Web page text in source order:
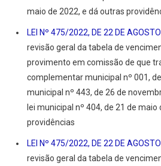
maio de 2022, e dá outras
LEI Nº 475/2022, DE 22 DE
revisão geral da tabela de
provimento em comissão de que
complementar municipal nº 001,
municipal nº 443, de 26 de
lei municipal nº 404, de 21 de
providências
LEI Nº 475/2022, DE 22 DE
revisão geral da tabela de